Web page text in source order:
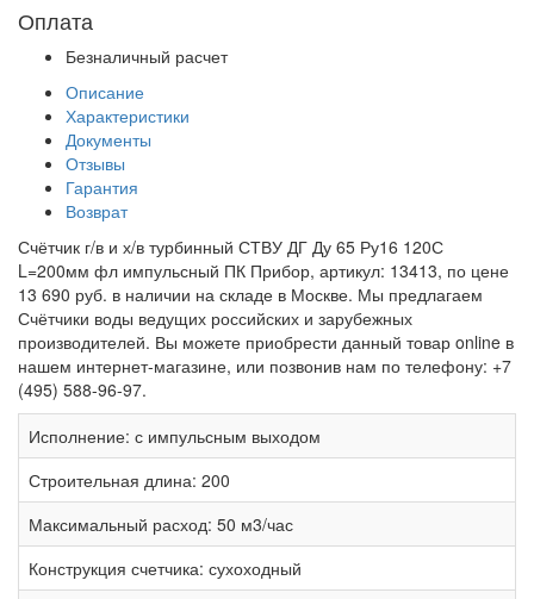
Оплата
Безналичный расчет
Описание
Характеристики
Документы
Отзывы
Гарантия
Возврат
Счётчик г/в и х/в турбинный СТВУ ДГ Ду 65 Ру16 120С
L=200мм фл импульсный ПК Прибор, артикул: 13413, по цене
13 690 руб. в наличии на складе в Москве. Мы предлагаем
Счётчики воды ведущих российских и зарубежных
производителей. Вы можете приобрести данный товар online в
нашем интернет-магазине, или позвонив нам по телефону: +7
(495) 588-96-97.
Исполнение: с импульсным выходом
Строительная длина: 200
Максимальный расход: 50 м3/час
Конструкция счетчика: сухоходный